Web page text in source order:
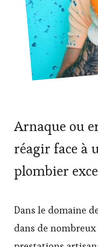
Arnaque ou
réagir face à
plombier
Dans le domaine
dans de